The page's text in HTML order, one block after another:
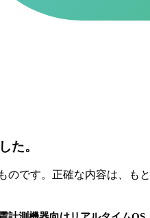
た。
のです。正確な内容は、も